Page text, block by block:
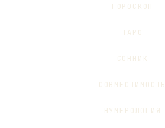
ГОРОСКОП
ТАРО
СОННИК
СОВМЕСТИМОСТЬ
НУМЕРОЛОГИЯ